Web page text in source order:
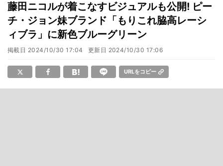
藤田ニコルが着こなすビジュアルも公開! ピー
チ・ジョン妹ブランド「もりこれ脇高レーシ
ィブラ」に新色ブルーグリーン
掲載日 2024/10/30 17:04 更新日 2024/10/30 17:06
URLをコピー